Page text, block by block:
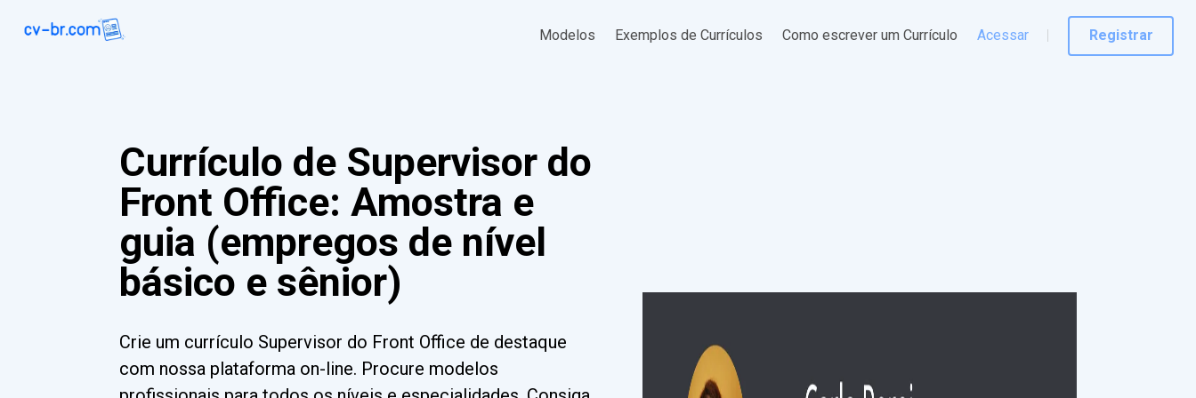
Modelos Exemplos de Currículos Como escrever um Currículo Acessar Registrar
Currículo de Supervisor do
Front Office: Amostra e
guia (empregos de nível
básico e sênior)
Crie um currículo Supervisor do Front Office de destaque
com nossa plataforma on-line. Procure modelos